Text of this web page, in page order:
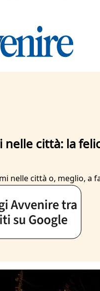
nelle città: la
nelle città o, meglio,